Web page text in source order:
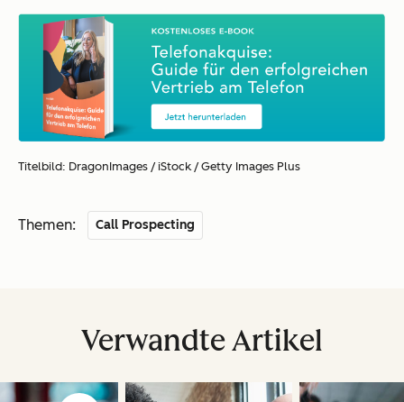
Titelbild: DragonImages / iStock / Getty Images Plus
Themen: Call Prospecting
Verwandte Artikel